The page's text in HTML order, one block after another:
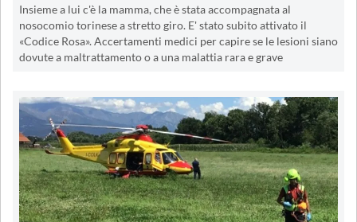
Insieme a lui c'è la mamma, che è stata accompagnata al
nosocomio torinese a stretto giro. E' stato subito attivato il
«Codice Rosa». Accertamenti medici per capire se le lesioni siano
dovute a maltrattamento o a una malattia rara e grave